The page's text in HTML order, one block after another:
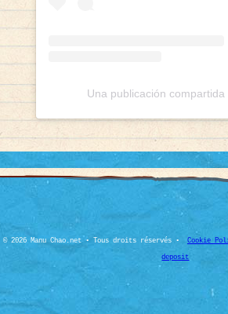
Una publicación
© 2026 Manu Chao.net • Tous droits réservés • Cookie
deposit